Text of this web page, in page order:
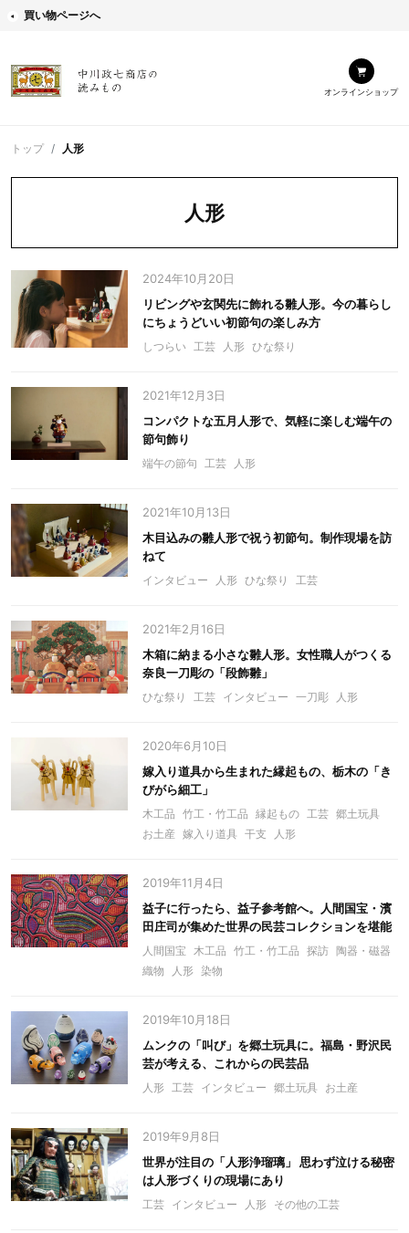
買い物ページへ
オンラインショップ
トップ 人形
人形
2024年10月20日
リビングや玄関先に飾れる雛人形。今の暮らし
にちょうどいい初節句の楽しみ方
しつらい 工芸 人形 ひな祭り
2021年12月3日
コンパクトな五月人形で、気軽に楽しむ端午の
節句飾り
端午の節句 工芸 人形
2021年10月13日
木目込みの雛人形で祝う初節句。制作現場を訪
ねて
インタビュー 人形 ひな祭り 工芸
2021年2月16日
木箱に納まる小さな雛人形。女性職人がつくる
奈良一刀彫の「段飾雛」
ひな祭り 工芸 インタビュー 一刀彫 人形
2020年6月10日
嫁入り道具から生まれた縁起もの、栃木の「き
びがら細工」
木工品 竹工・竹工品 縁起もの 工芸 郷土玩具
お土産 嫁入り道具 干支 人形
2019年11月4日
益子に行ったら、益子参考館へ。人間国宝・濱
田庄司が集めた世界の民芸コレクションを堪能
人間国宝 木工品 竹工・竹工品 探訪 陶器・磁器
織物
人形 染物
2019年10月18日
ムンクの「叫び」を郷土玩具に。福島・野沢民
芸が考える、これからの民芸品
人形 工芸 インタビュー 郷土玩具 お土産
2019年9月8日
世界が注目の「人形浄瑠璃」 思わず泣ける秘密
は人形づくりの現場にあり
工芸 インタビュー 人形 その他の工芸